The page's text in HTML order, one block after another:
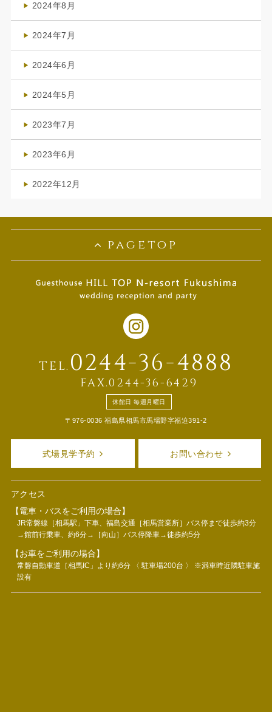
2024年8月
2024年7月
2024年6月
2024年5月
2023年7月
2023年6月
2022年12月
pagetop
TEL. 0244-36-4888
FAX.0244-36-6429
休館日 毎週月曜日
〒976-0036 福島県相馬市馬場野字福迫391-2
式場見学予約 お問い合わせ
アクセス
【電車・バスをご利用の場合】
JR常磐線［相馬駅」下車、福島交通［相馬営業所］バス停まで徒歩約3分
→館前行乗車、約6分→［向山］バス停降車→徒歩約5分
【お車をご利用の場合】
常磐自動車道［相馬IC」より約6分 〈 駐車場200台 〉 ※満車時近隣駐車施
設有